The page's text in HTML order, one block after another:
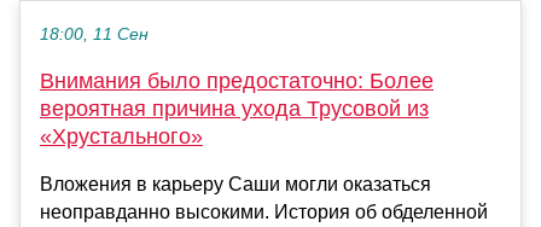
18:00, 11 Сен
Внимания было предостаточно: Более
вероятная причина ухода Трусовой из
«Хрустального»
Вложения в карьеру Саши могли оказаться
неоправданно высокими. История об обделенной